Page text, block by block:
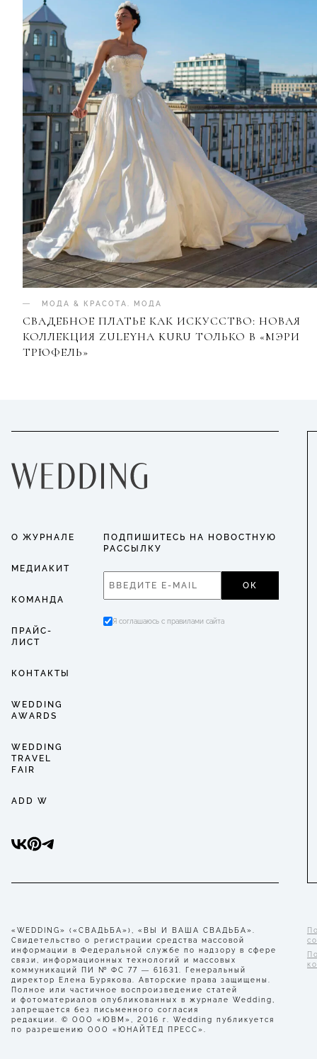
МОДА & КРАСОТА МОДА
СВАДЕБНОЕ ПЛАТЬЕ КАК ИСКУССТВО: НОВАЯ
КОЛЛЕКЦИЯ ZULEYHA KURU ТОЛЬКО В «МЭРИ
ТРЮФЕЛЬ»
О ЖУРНАЛЕ
МЕДИАКИТ
КОМАНДА
ПРАЙС-
ЛИСТ
КОНТАКТЫ
WEDDING
AWARDS
WEDDING
TRAVEL
FAIR
ADD W
ПОДПИШИТЕСЬ НА НОВОСТНУЮ
РАССЫЛКУ
ОК
Я соглашаюсь с правилами сайта
«WEDDING» («СВАДЬБА»), «ВЫ И ВАША СВАДЬБА».
Свидетельство о регистрации средства массовой
информации в Федеральной службе по надзору в сфере
связи, информационных технологий и массовых
коммуникаций ПИ № ФС 77 — 61631. Генеральный
директор Елена Бурякова. Авторские права защищены.
Полное или частичное воспроизведение статей
и фотоматериалов опубликованных в журнале Wedding,
запрещается без письменного согласия
редакции. © ООО «ЮВМ», 2016 г. Wedding публикуется
по разрешению ООО «ЮНАЙТЕД ПРЕСС».